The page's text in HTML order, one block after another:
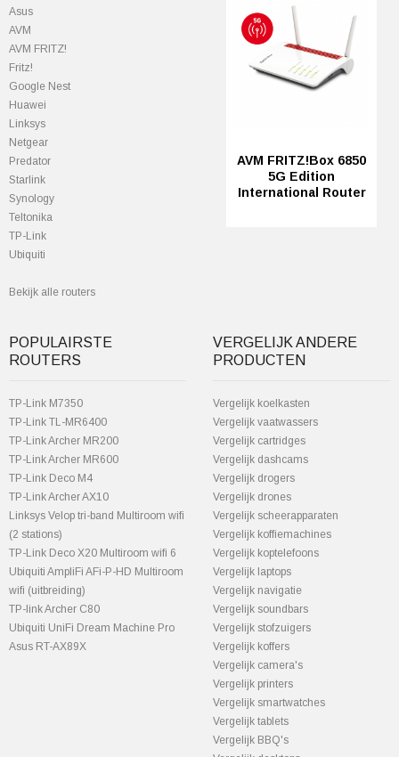
Asus
AVM
AVM FRITZ!
Fritz!
Google Nest
Huawei
Linksys
Netgear
Predator
StarIink
Synology
Teltonika
TP-Link
Ubiquiti
Bekijk alle routers
AVM FRITZ!Box 6850
5G Edition
International Router
POPULAIRSTE
ROUTERS
TP-Link M7350
TP-Link TL-MR6400
TP-Link Archer MR200
TP-Link Archer MR600
TP-Link Deco M4
TP-Link Archer AX10
Linksys Velop tri-band Multiroom wifi
(2 stations)
TP-Link Deco X20 Multiroom wifi 6
Ubiquiti AmpliFi AFi-P-HD Multiroom
wifi (uitbreiding)
TP-link Archer C80
Ubiquiti UniFi Dream Machine Pro
Asus RT-AX89X
VERGELIJK ANDERE
PRODUCTEN
Vergelijk koelkasten
Vergelijk vaatwassers
Vergelijk cartridges
Vergelijk dashcams
Vergelijk drogers
Vergelijk drones
Vergelijk scheerapparaten
Vergelijk koffiemachines
Vergelijk koptelefoons
Vergelijk laptops
Vergelijk navigatie
Vergelijk soundbars
Vergelijk stofzuigers
Vergelijk koffers
Vergelijk camera's
Vergelijk printers
Vergelijk smartwatches
Vergelijk tablets
Vergelijk BBQ's